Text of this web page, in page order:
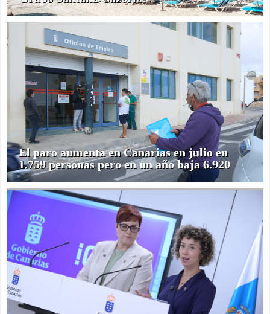
El paro aumenta en Canarias en julio en
1.759 personas pero en un año baja 6.920